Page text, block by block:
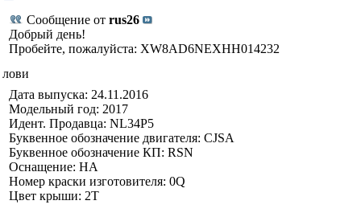
Сообщение от rus26
Добрый день!
Пробейте, пожалуйста: XW8AD6NEXHH014232
лови
Дата выпуска: 24.11.2016
Модельный год: 2017
Идент. Продавца: NL34P5
Буквенное обозначение двигателя: CJSA
Буквенное обозначение КП: RSN
Оснащение: HA
Номер краски изготовителя: 0Q
Цвет крыши: 2T